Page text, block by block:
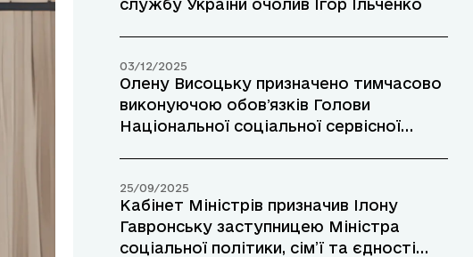
службу України очолив Ігор Ільченко
03/12/2025
Олену Висоцьку призначено тимчасово
виконуючою обовʼязків Голови
Національної соціальної сервісної
25/09/2025
Кабінет Міністрів призначив Ілону
Гавронську заступницею Міністра
соціальної політики, сім’ї та єдності